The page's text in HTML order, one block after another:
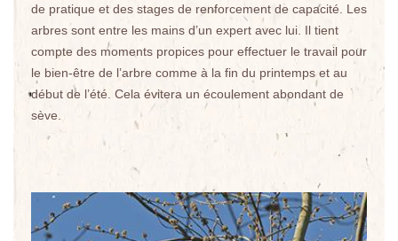
de pratique et des stages de renforcement de capacité. Les
arbres sont entre les mains d’un expert avec lui. Il tient
compte des moments propices pour effectuer le travail pour
le bien-être de l’arbre comme à la fin du printemps et au
début de l’été. Cela évitera un écoulement abondant de
sève.